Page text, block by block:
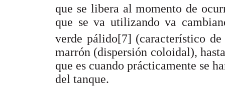
que se libera al momento de
que se va utilizando va
verde pálido[7] (característico de
marrón (dispersión coloidal),
que es cuando prácticamente se
del tanque.